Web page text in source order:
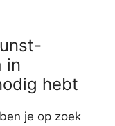
in
hebt
je op zoek